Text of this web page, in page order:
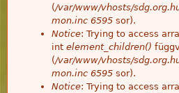
(/var/www/vhosts/
mon.inc 6595 sor).
Notice: Trying to access
int element_children()
(/var/www/vhosts/
mon.inc 6595 sor).
Notice: Trying to access